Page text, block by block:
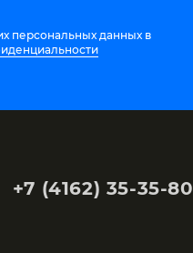
персональных данных в
+7 (4162) 35-35-80